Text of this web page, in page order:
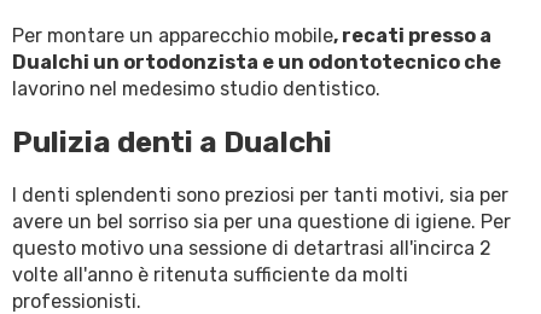
Per montare un apparecchio mobile, recati presso a
Dualchi un ortodonzista e un odontotecnico che
lavorino nel medesimo studio dentistico.
Pulizia denti a Dualchi
I denti splendenti sono preziosi per tanti motivi, sia per
avere un bel sorriso sia per una questione di igiene. Per
questo motivo una sessione di detartrasi all'incirca 2
volte all'anno è ritenuta sufficiente da molti
professionisti.